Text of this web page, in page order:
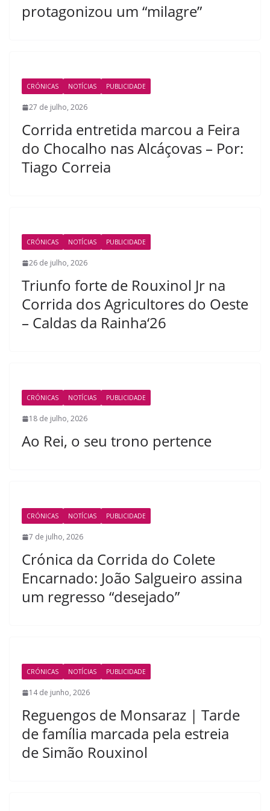
protagonizou um “milagre”
CRÓNICAS NOTÍCIAS PUBLICIDADE
27 de julho, 2026
Corrida entretida marcou a Feira
do Chocalho nas Alcáçovas – Por:
Tiago Correia
CRÓNICAS NOTÍCIAS PUBLICIDADE
26 de julho, 2026
Triunfo forte de Rouxinol Jr na
Corrida dos Agricultores do Oeste
– Caldas da Rainha‘26
CRÓNICAS NOTÍCIAS PUBLICIDADE
18 de julho, 2026
Ao Rei, o seu trono pertence
CRÓNICAS NOTÍCIAS PUBLICIDADE
7 de julho, 2026
Crónica da Corrida do Colete
Encarnado: João Salgueiro assina
um regresso “desejado”
CRÓNICAS NOTÍCIAS PUBLICIDADE
14 de junho, 2026
Reguengos de Monsaraz | Tarde
de família marcada pela estreia
de Simão Rouxinol